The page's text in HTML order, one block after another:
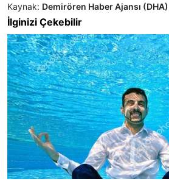
Kaynak: Demirören Haber Ajansı (DHA)